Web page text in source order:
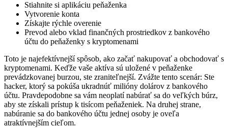
Stiahnite si aplikáciu peňaženka
Vytvorenie konta
Získajte rýchle overenie
Prevod alebo vklad finančných prostriedkov z bankového
účtu do peňaženky s kryptomenami
Toto je najefektívnejší spôsob, ako začať nakupovať a obchodovať s
kryptomenami. Keďže vaše aktíva sú uložené v peňaženke
prevádzkovanej burzou, ste zraniteľnejší. Zvážte tento scenár: Ste
hacker, ktorý sa pokúša ukradnúť milióny dolárov z bankového
účtu. Pravdepodobne sa vám neoplatí nabúrať sa do veľkých búrz,
aby ste získali prístup k tisícom peňaženiek. Na druhej strane,
nabúranie sa do bankového účtu jednej osoby je oveľa
atraktívnejším cieľom.